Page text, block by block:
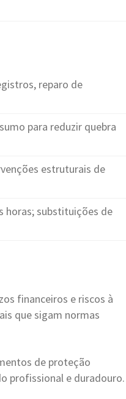
reparo de
para reduzir quebra
estruturais de
horas; substituições de
financeiros e riscos à
que sigam normas
de proteção
profissional e duradouro.